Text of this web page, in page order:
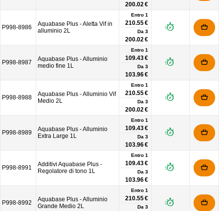
200.02 €
P998-8986
Aquabase Plus - Aletta Vif in
alluminio 2L
Entro 1
210.55 €
Da 3
200.02 €
P998-8987
Aquabase Plus - Alluminio
medio fine 1L
Entro 1
109.43 €
Da 3
103.96 €
P998-8988
Aquabase Plus - Alluminio Vif
Medio 2L
Entro 1
210.55 €
Da 3
200.02 €
P998-8989
Aquabase Plus - Alluminio
Extra Large 1L
Entro 1
109.43 €
Da 3
103.96 €
P998-8991
Additivi Aquabase Plus -
Regolatore di tono 1L
Entro 1
109.43 €
Da 3
103.96 €
P998-8992
Aquabase Plus - Alluminio
Grande Medio 2L
Entro 1
210.55 €
Da 3